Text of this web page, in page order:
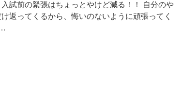
試前の緊張はちょっとやけど減る！！ 自分のや
返ってくるから、悔いのないように頑張ってく